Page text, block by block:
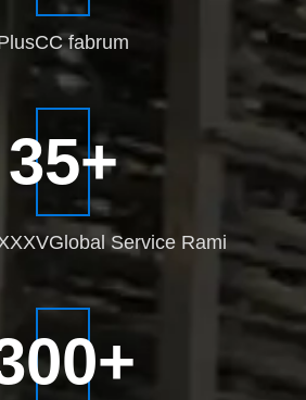
CC fabrum
35+
Global Service Rami
+